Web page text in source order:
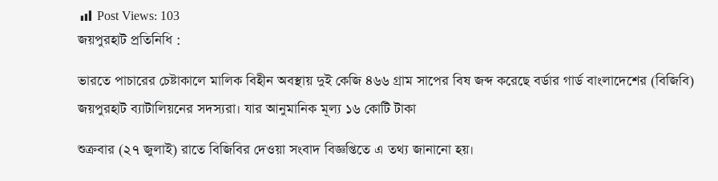
Post Views: 103
জয়পুরহাট প্রতিনিধি :
ভারতে পাচারের চেষ্টাকালে মালিক বিহীন অবস্থায় দুই কেজি ৪৬৬ গ্রাম সাপের বিষ জব্দ করেছে বর্ডার গার্ড বাংলাদেশের (বিজিবি)
জয়পুরহাট ব্যাটালিয়নের সদস্যরা। যার আনুমানিক মূল্য ১৬ কোটি টাকা
শুক্রবার (২৭ জুলাই) রাতে বিজিবির দেওয়া সংবাদ বিজ্ঞপ্তিতে এ তথ্য জানানো হয়।